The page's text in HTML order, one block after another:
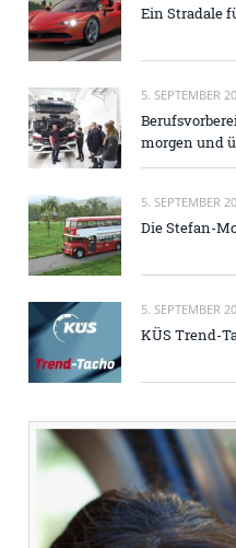
Ein Stradale
5. SEPTEMBER
morgen und
5. SEPTEMBER
Die Stefan-
5. SEPTEMBER
KÜS Trend-